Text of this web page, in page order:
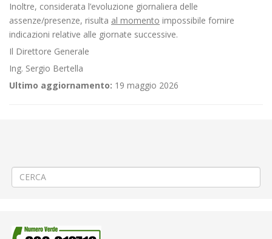
Inoltre, considerata l’evoluzione giornaliera delle
assenze/presenze, risulta al momento impossibile fornire
indicazioni relative alle giornate successive.
Il Direttore Generale
Ing. Sergio Bertella
Ultimo aggiornamento: 19 maggio 2026